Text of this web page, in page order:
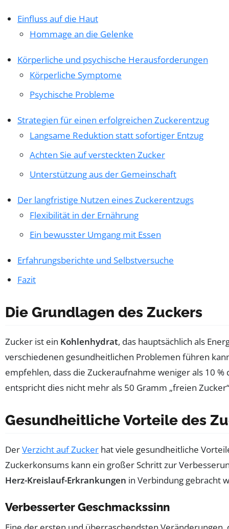
Einfluss auf die Haut
Hommage an die Gelenke
Körperliche und psychische Herausforderungen
Körperliche Symptome
Psychische Probleme
Strategien für einen erfolgreichen Zuckerentzug
Langsame Reduktion statt sofortiger Entzug
Achten Sie auf versteckten Zucker
Unterstützung aus der Gemeinschaft
Der langfristige Nutzen eines Zuckerentzugs
Flexibilität in der Ernährung
Ein bewusster Umgang mit Essen
Erfahrungsberichte und Selbstversuche
Fazit
Die Grundlagen des Zuckers
Zucker ist ein Kohlenhydrat, das hauptsächlich als
verschiedenen gesundheitlichen Problemen führen
empfehlen, dass die Zuckeraufnahme weniger als 10
entspricht dies nicht mehr als 50 Gramm „freien
Gesundheitliche Vorteile des
DerVerzicht auf Zucker hat viele gesundheitliche
Zuckerkonsums kann ein großer Schritt zur
Herz-Kreislauf-Erkrankungen in Verbindung gebracht
Verbesserter Geschmackssinn